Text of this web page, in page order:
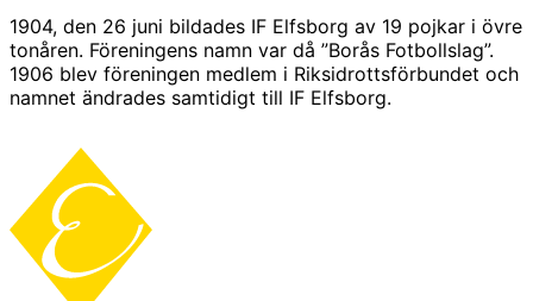
1904, den 26 juni bildades IF Elfsborg av 19 pojkar i övre
tonåren. Föreningens namn var då ”Borås Fotbollslag”.
1906 blev föreningen medlem i Riksidrottsförbundet och
namnet ändrades samtidigt till IF Elfsborg.